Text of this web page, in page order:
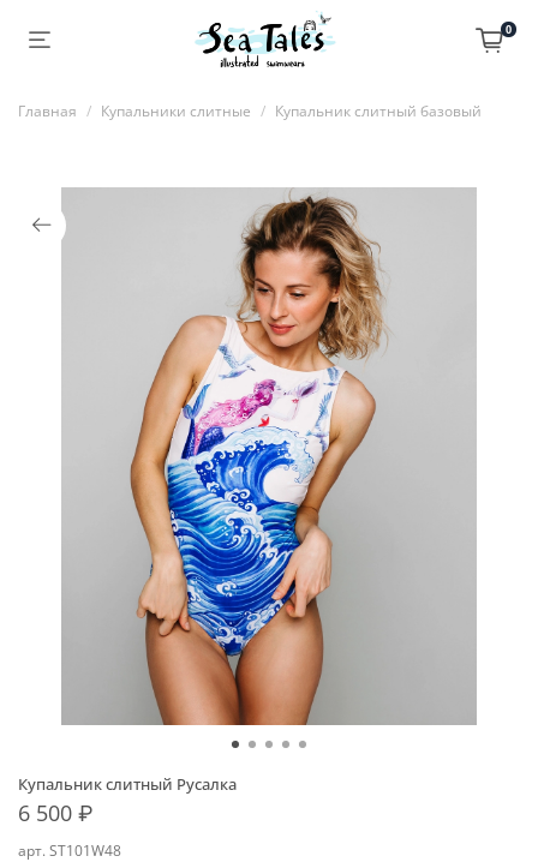
0
Главная Купальники слитные Купальник слитный базовый
арт. ST101W48
Купальник слитный Русалка
6 500 ₽